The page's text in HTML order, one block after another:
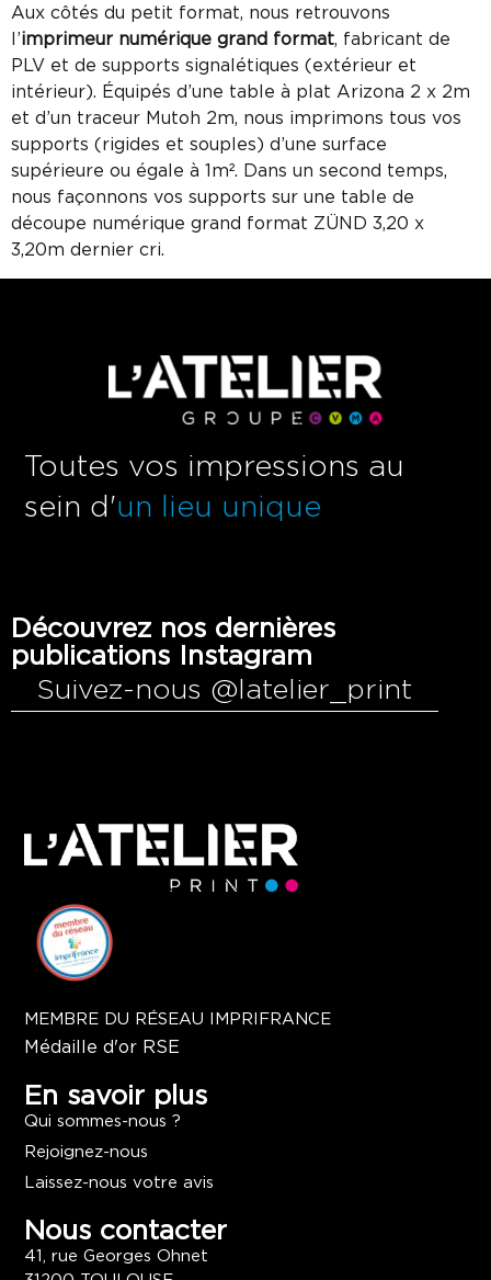
Aux côtés du petit format, nous retrouvons
l’imprimeur numérique grand format, fabricant de
PLV et de supports signalétiques (extérieur et
intérieur). Équipés d’une table à plat Arizona 2 x 2m
et d’un traceur Mutoh 2m, nous imprimons tous vos
supports (rigides et souples) d’une surface
supérieure ou égale à 1m². Dans un second temps,
nous façonnons vos supports sur une table de
découpe numérique grand format ZÜND 3,20 x
3,20m dernier cri.
Toutes vos impressions au
sein d'un lieu unique
Découvrez nos dernières
publications Instagram
Suivez-nous @latelier_print
MEMBRE DU RÉSEAU IMPRIFRANCE
Médaille d'or RSE
En savoir plus
Qui sommes-nous ?
Rejoignez-nous
Laissez-nous votre avis
Nous contacter
41, rue Georges Ohnet